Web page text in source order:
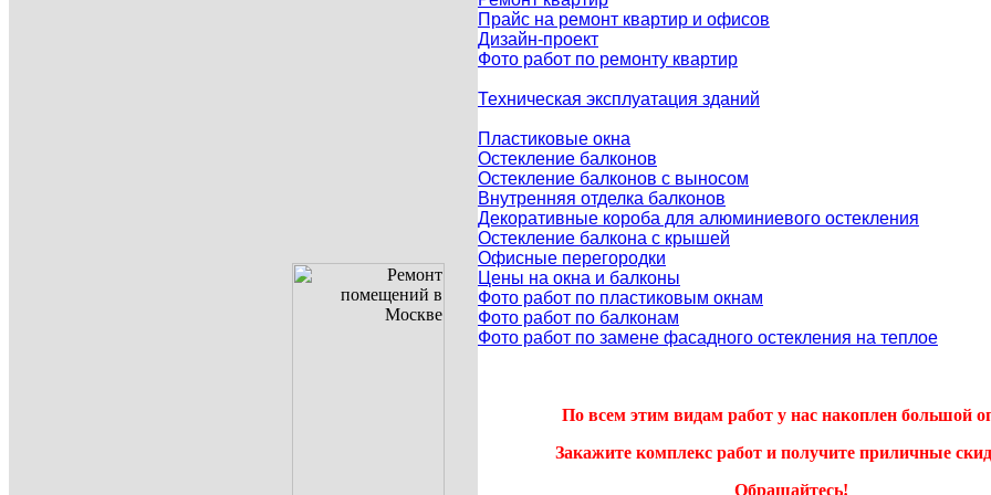
Прайс на ремонт квартир и офисов
Дизайн-проект
Фото работ по ремонту квартир
Техническая эксплуатация зданий
Пластиковые окна
Остекление балконов
Остекление балконов с выносом
Внутренняя отделка балконов
Декоративные короба для алюминиевого остекления
Остекление балкона с крышей
Офисные перегородки
Цены на окна и балконы
Фото работ по пластиковым окнам
Фото работ по балконам
Фото работ по замене фасадного остекления на теплое
По всем этим видам работ у нас накоплен большой
Закажите комплекс работ и получите приличные
Обращайтесь!